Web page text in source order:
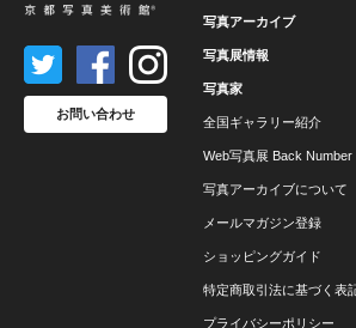
写真アーカイブ
写真展情報
写真家
全国ギャラリー紹介
Web写真展 Back Number
写真アーカイブについて
メールマガジン登録
ショッピングガイド
特定商取引法に基づく表
プライバシーポリシー
お問い合わせ